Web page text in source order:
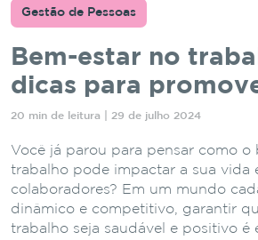
Gestão de Pessoas
Bem-estar no
dicas para
20 min de leitura | 29 de julho 2024
Você já parou para pensar como o
trabalho pode impactar a sua vida
colaboradores? Em um mundo
dinâmico e competitivo, garantir
trabalho seja saudável e positivo é